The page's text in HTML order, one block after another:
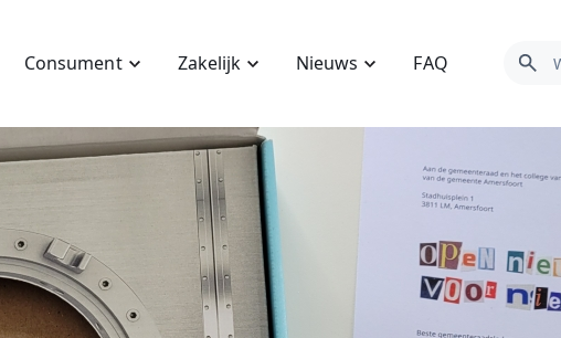
Consument Zakelijk Nieuws FAQ